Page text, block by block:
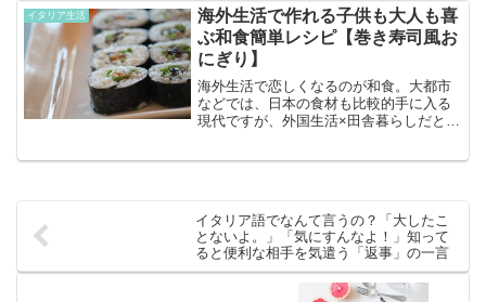
イタリア生活
海外生活で作れる子供も大人も喜
ぶ和食簡単レシピ【巻き寿司風お
にぎり】
海外生活で恋しくなるのが和食。大都市
などでは、日本の食材も比較的手に入る
現代ですが、外国生活×田舎暮らしだとな
イタリア語でなんて言うの？「大したこ
とないよ。」「気にすんなよ！」知って
ると便利な相手を気遣う「返事」の一言